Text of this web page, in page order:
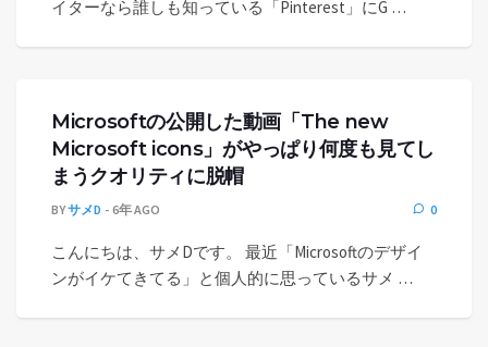
イターなら誰しも知っている「Pinterest」にG …
Microsoftの公開した動画「The new
Microsoft icons」がやっぱり何度も見てし
まうクオリティに脱帽
BYサメD 6年 AGO 0
こんにちは、サメDです。 最近「Microsoftのデザイ
ンがイケてきてる」と個人的に思っているサメ …